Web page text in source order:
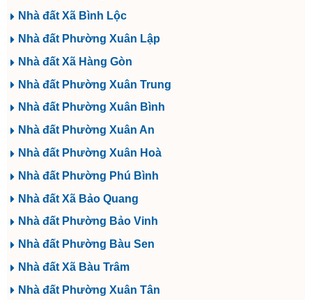
Nhà đất Xã Bình Lộc
Nhà đất Phường Xuân Lập
Nhà đất Xã Hàng Gòn
Nhà đất Phường Xuân Trung
Nhà đất Phường Xuân Bình
Nhà đất Phường Xuân An
Nhà đất Phường Xuân Hoà
Nhà đất Phường Phú Bình
Nhà đất Xã Bảo Quang
Nhà đất Phường Bảo Vinh
Nhà đất Phường Bàu Sen
Nhà đất Xã Bàu Trâm
Nhà đất Phường Xuân Tân